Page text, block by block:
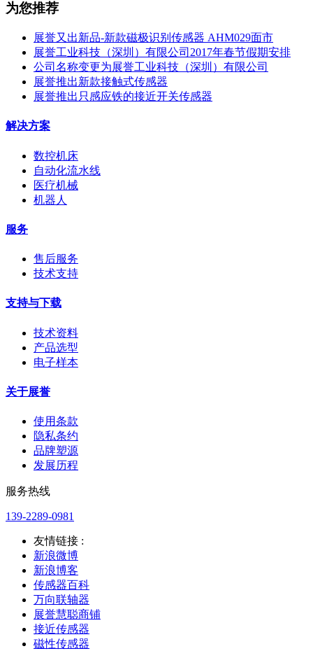
为您推荐
展誉又出新品-新款磁极识别传感器 AHM029面市
展誉工业科技（深圳）有限公司2017年春节假期安排
公司名称变更为展誉工业科技（深圳）有限公司
展誉推出新款接触式传感器
展誉推出只感应铁的接近开关传感器
解决方案
数控机床
自动化流水线
医疗机械
机器人
服务
售后服务
技术支持
支持与下载
技术资料
产品选型
电子样本
关于展誉
使用条款
隐私条约
品牌塑源
发展历程
服务热线
139-2289-0981
友情链接 :
新浪微博
新浪博客
传感器百科
万向联轴器
展誉慧聪商铺
接近传感器
磁性传感器